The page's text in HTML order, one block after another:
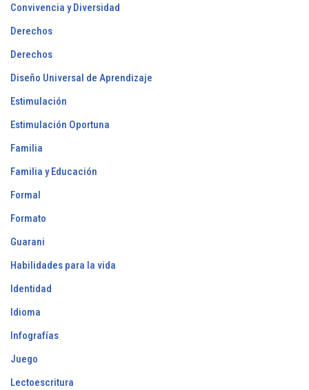
Convivencia y Diversidad
Derechos
Derechos
Diseño Universal de Aprendizaje
Estimulación
Estimulación Oportuna
Familia
Familia y Educación
Formal
Formato
Guarani
Habilidades para la vida
Identidad
Idioma
Infografías
Juego
Lectoescritura